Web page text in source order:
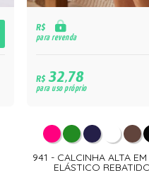
R$
para revenda
R$32,78
para uso próprio
941 - CALCINHA ALTA
ELÁSTICO